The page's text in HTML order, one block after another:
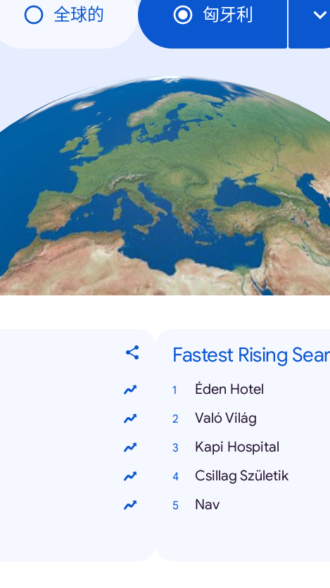
全球的 匈牙利
Fastest Rising
Éden Hotel
Való Világ
Kapi Hospital
Csillag Születik
Nav